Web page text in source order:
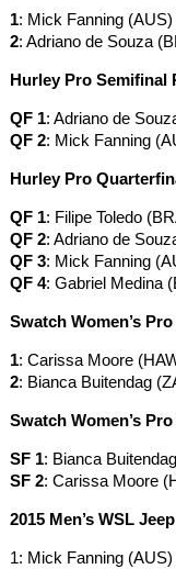
1: Mick Fanning (AUS)
2: Adriano de Souza
Hurley Pro Semifinal
QF 1: Adriano de
QF 2: Mick Fanning
Hurley Pro
QF 1: Filipe Toledo
QF 2: Adriano de
QF 3: Mick Fanning
QF 4: Gabriel Medina
Swatch Women’s
1: Carissa Moore
2: Bianca Buitendag
Swatch Women’s
SF 1: Bianca
SF 2: Carissa Moore
2015 Men’s WSL
1: Mick Fanning (AUS)